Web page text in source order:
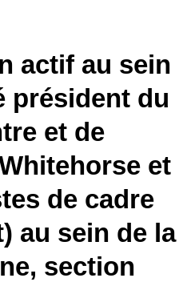
actif au sein
président du
et de
et
de cadre
au sein de la
section